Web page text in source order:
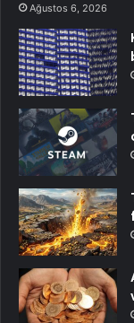
Ağustos 6, 2026